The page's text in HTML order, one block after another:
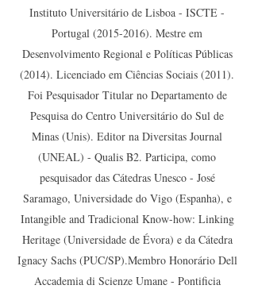
Instituto Universitário de Lisboa - ISCTE -
Portugal (2015-2016). Mestre em
Desenvolvimento Regional e Políticas Públicas
(2014). Licenciado em Ciências Sociais (2011).
Foi Pesquisador Titular no Departamento de
Pesquisa do Centro Universitário do Sul de
Minas (Unis). Editor na Diversitas Journal
(UNEAL) - Qualis B2. Participa, como
pesquisador das Cátedras Unesco - José
Saramago, Universidade do Vigo (Espanha), e
Intangible and Tradicional Know-how: Linking
Heritage (Universidade de Évora) e da Cátedra
Ignacy Sachs (PUC/SP).Membro Honorário Dell
Accademia di Scienze Umane - Pontificia